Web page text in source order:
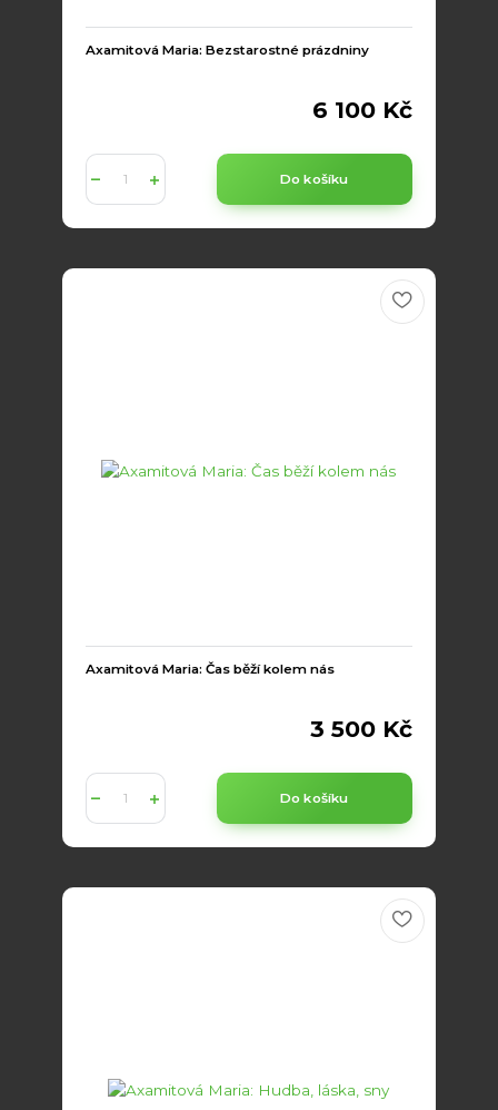
Axamitová Maria: Bezstarostné prázdniny
6 100 Kč
Do košíku
Axamitová Maria: Čas běží kolem nás
3 500 Kč
Do košíku